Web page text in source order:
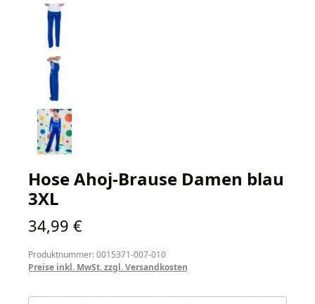
Hose Ahoj-Brause Damen blau
3XL
Regulärer Preis:
34,99 €
Produktnummer: 0015371-007-010
Preise inkl. MwSt. zzgl. Versandkosten